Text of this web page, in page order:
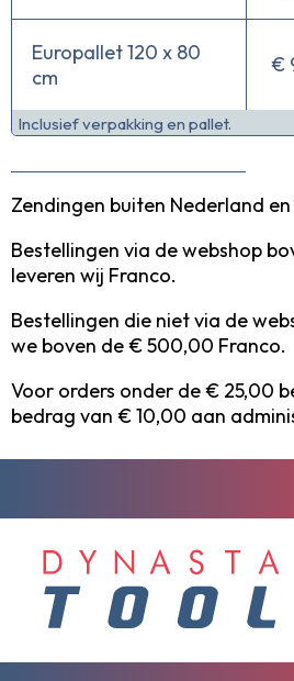
Europallet 120 x 80
cm
€
Inclusief verpakking en pallet.
Zendingen buiten Nederland
Bestellingen via de webshop
leveren wij Franco.
Bestellingen die niet via de
we boven de € 500,00 Franco.
Voor orders onder de € 25,00
bedrag van € 10,00 aan